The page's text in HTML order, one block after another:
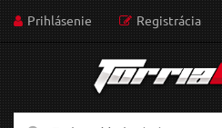
Prihlásenie Registrácia